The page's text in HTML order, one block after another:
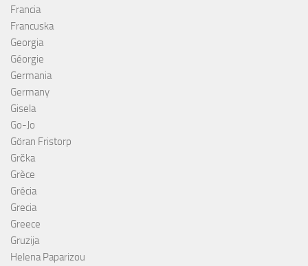
Francia
Francuska
Georgia
Géorgie
Germania
Germany
Gisela
Go-Jo
Göran Fristorp
Grčka
Grèce
Grécia
Grecia
Greece
Gruzija
Helena Paparizou